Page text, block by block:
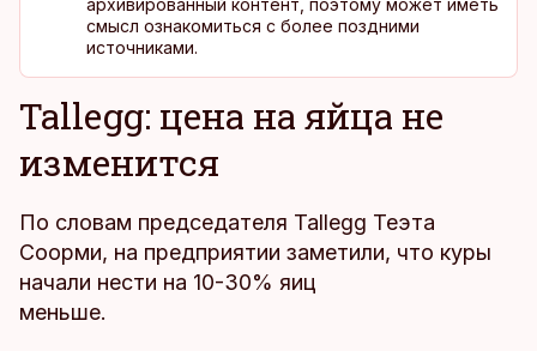
архивированный контент, поэтому может иметь
смысл ознакомиться с более поздними
источниками.
Tallegg: цена на яйца не
изменится
По словам председателя Tallegg Теэта
Соорми, на предприятии заметили, что куры
начали нести на 10-30% яиц
меньше.